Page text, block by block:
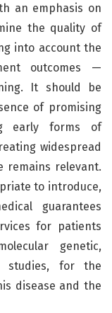
an emphasis on
the quality of
into account the
outcomes —
It should be
of promising
early forms of
widespread
remains relevant.
to introduce,
guarantees
for patients
genetic,
studies, for the
disease and the